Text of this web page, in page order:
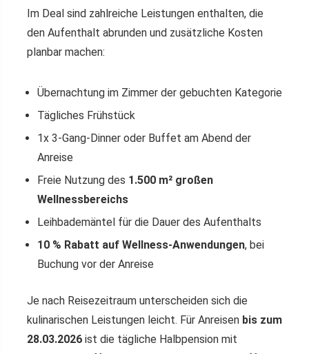
Im Deal sind zahlreiche Leistungen enthalten, die
den Aufenthalt abrunden und zusätzliche Kosten
planbar machen:
Übernachtung im Zimmer der gebuchten Kategorie
Tägliches Frühstück
1x 3-Gang-Dinner oder Buffet am Abend der
Anreise
Freie Nutzung des 1.500 m² großen
Wellnessbereichs
Leihbademäntel für die Dauer des Aufenthalts
10 % Rabatt auf Wellness-Anwendungen, bei
Buchung vor der Anreise
Je nach Reisezeitraum unterscheiden sich die
kulinarischen Leistungen leicht. Für Anreisen bis zum
28.03.2026 ist die tägliche Halbpension mit